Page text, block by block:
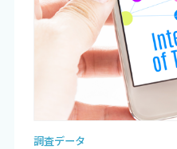
調査データ